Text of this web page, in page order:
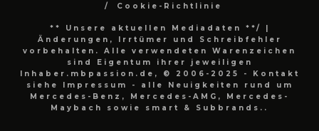
Cookie-Richtlinie
** Unsere aktuellen Mediadaten **/
|
Änderungen, Irrtümer und Schreibfehler
vorbehalten. Alle verwendeten Warenzeichen
sind Eigentum ihrer jeweiligen
Inhaber.mbpassion.de, © 2006-2025 - Kontakt
siehe Impressum - alle Neuigkeiten rund um
Mercedes-Benz, Mercedes-AMG, Mercedes-
Maybach sowie smart & Subbrands..